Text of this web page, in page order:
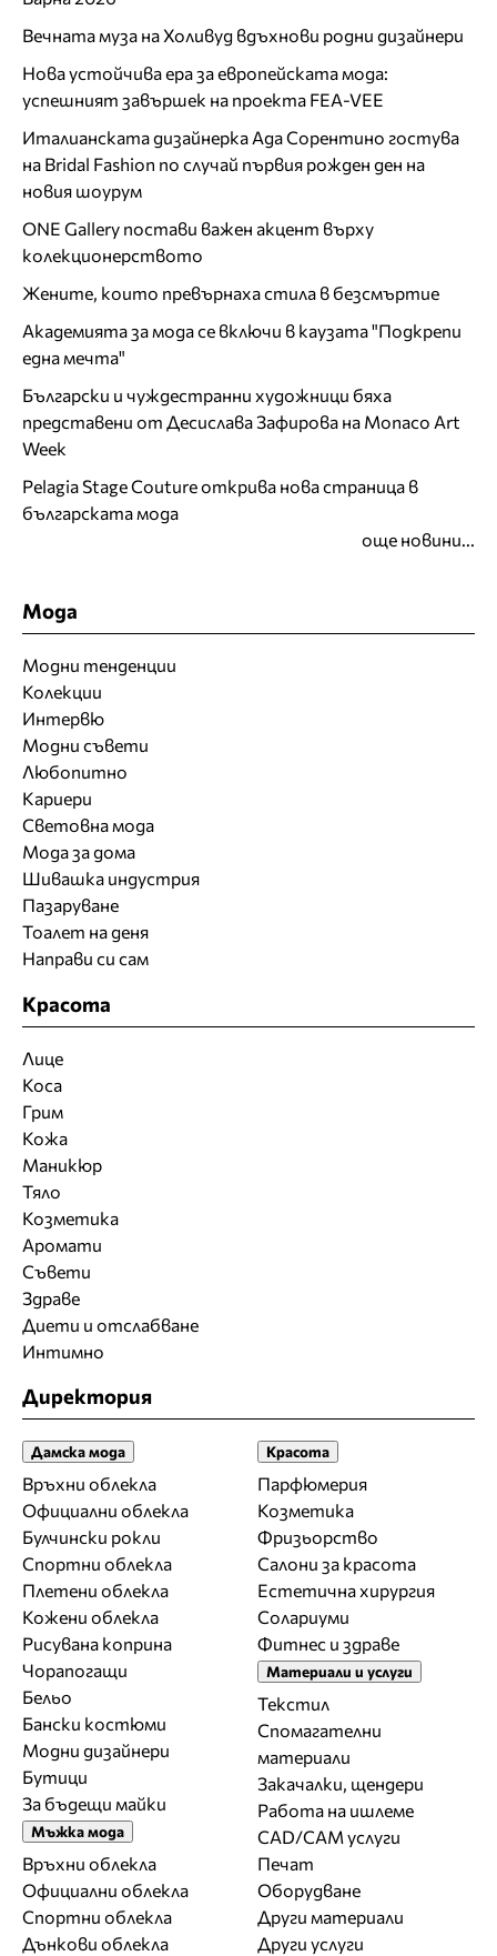
Вечната муза на Холивуд вдъхнови родни дизайнери
Нова устойчива ера за европейската мода:
успешният завършек на проекта FEA-VEE
Италианската дизайнерка Ада Сорентино гостува
на Bridal Fashion по случай първия рожден ден на
новия шоурум
ONE Gallery постави важен акцент върху
колекционерството
Жените, които превърнаха стила в безсмъртие
Академията за мода се включи в каузата "Подкрепи
една мечта"
Български и чуждестранни художници бяха
представени от Десислава Зафирова на Monaco Art
Week
Pelagia Stage Couture открива нова страница в
българската мода
още новини...
Мода
Модни тенденции
Колекции
Интервю
Модни съвети
Любопитно
Кариери
Световна мода
Мода за дома
Шивашка индустрия
Пазаруване
Тоалет на деня
Направи си сам
Красота
Лице
Коса
Грим
Кожа
Маникюр
Тяло
Козметика
Аромати
Съвети
Здраве
Диети и отслабване
Интимно
Директория
Дамска мода
Връхни облекла
Официални облекла
Булчински рокли
Спортни облекла
Плетени облекла
Кожени облекла
Рисувана коприна
Чорапогащи
Бельо
Бански костюми
Модни дизайнери
Бутици
За бъдещи майки
Мъжка мода
Връхни облекла
Официални облекла
Спортни облекла
Дънкови облекла
Красота
Парфюмерия
Козметика
Фризьорство
Салони за красота
Естетична хирургия
Солариуми
Фитнес и здраве
Материали и услуги
Текстил
Спомагателни
материали
Закачалки, щендери
Работа на ишлеме
CAD/CAM услуги
Печат
Оборудване
Други материали
Други услуги